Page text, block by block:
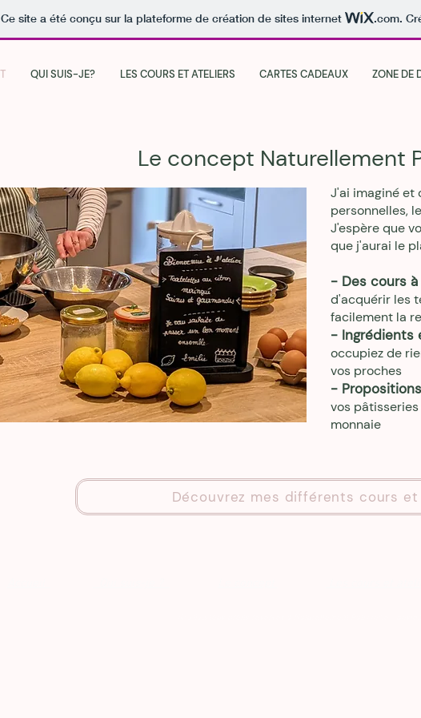
Ce site a été conçu sur la plateforme de création de sites internet .com.
QUI SUIS-JE? LES COURS ET ATELIERS CARTES CADEAUX ZONE DE
Le concept Naturellement
J'ai imaginé et
personnelles,
J'espère que
que j'aurai le
- Des cours
d'acquérir les
facilement la
- Ingrédients
occupiez de
vos proches
-
vos
monnaie
Découvrez mes différents cours